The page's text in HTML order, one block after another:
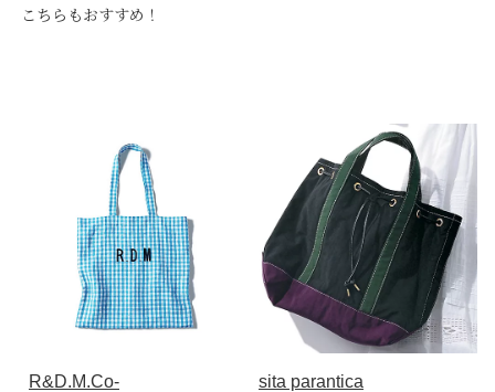
こちらもおすすめ！
R&D.M.Co-
sita parantica